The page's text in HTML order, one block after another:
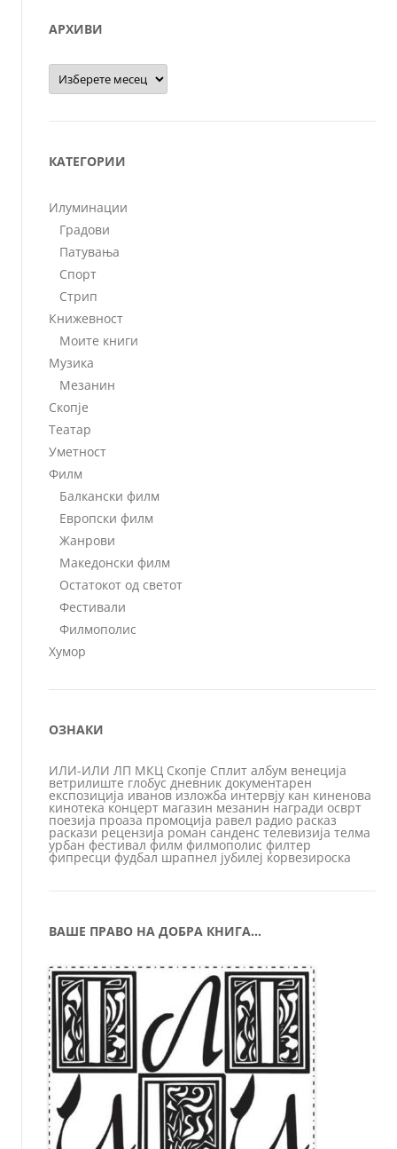
АРХИВИ
Архиви
КАТЕГОРИИ
Илуминации
Градови
Патувања
Спорт
Стрип
Книжевност
Моите книги
Музика
Мезанин
Скопје
Театар
Уметност
Филм
Балкански филм
Европски филм
Жанрови
Македонски филм
Остатокот од светот
Фестивали
Филмополис
Хумор
ОЗНАКИ
ИЛИ-ИЛИ ЛП МКЦ Скопје Сплит албум венеција
ветрилиште глобус дневник документарен
експозиција иванов изложба интервју кан киненова
кинотека концерт магазин мезанин награди осврт
поезија проаза промоција равел радио расказ
раскази рецензија роман санденс телевизија телма
урбан фестивал филм филмополис филтер
фипресци фудбал шрапнел јубилеј ќорвезироска
ВАШЕ ПРАВО НА ДОБРА КНИГА…